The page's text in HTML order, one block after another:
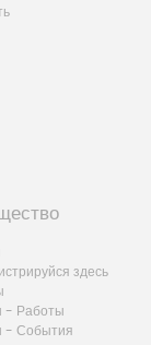
здесь
- Работы
- События